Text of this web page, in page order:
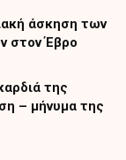
άσκηση των
στον Έβρο
της
– μήνυμα της